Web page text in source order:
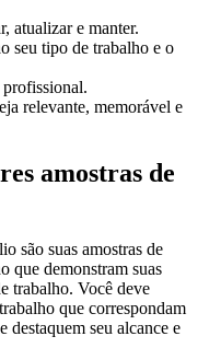
atualizar e manter.
seu tipo de trabalho e o
relevante, memorável e
amostras de
são suas amostras de
que demonstram suas
trabalho. Você deve
que correspondam
destaquem seu alcance e